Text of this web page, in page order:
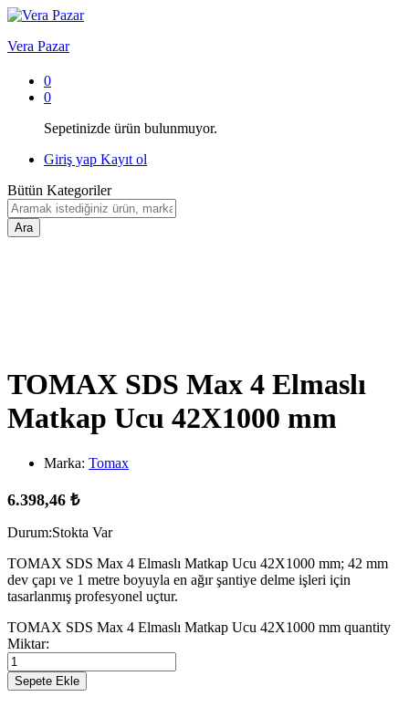
Vera Pazar
0
0
Sepetinizde ürün bulunmuyor.
Giriş yap Kayıt ol
Bütün Kategoriler
Ara
TOMAX SDS Max 4 Elmaslı
Matkap Ucu 42X1000 mm
Marka: Tomax
6.398,46 ₺
Durum:Stokta Var
TOMAX SDS Max 4 Elmaslı Matkap Ucu 42X1000 mm; 42 mm
dev çapı ve 1 metre boyuyla en ağır şantiye delme işleri için
tasarlanmış profesyonel uçtur.
TOMAX SDS Max 4 Elmaslı Matkap Ucu 42X1000 mm quantity
Miktar:
Sepete Ekle